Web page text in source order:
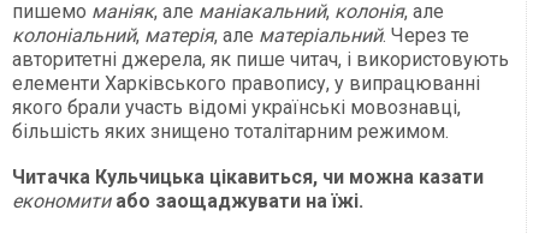
пишемо маніяк, але маніакальний, колонія, але
колоніальний, матерія, але матеріальний. Через те
авторитетні джерела, як пише читач, і використовують
елементи Харківського правопису, у випрацюванні
якого брали участь відомі українські мовознавці,
більшість яких знищено тоталітарним режимом.
Читачка Кульчицька цікавиться, чи можна казати
економитиабо заощаджувати на їжі.